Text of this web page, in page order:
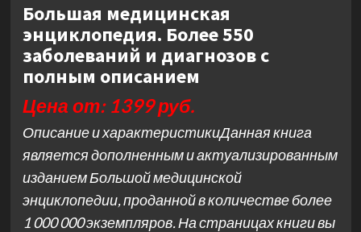
Большая медицинская
энциклопедия. Более 550
заболеваний и диагнозов с
полным описанием
Цена от: 1399 руб.
Описание и характеристикиДанная книга
является дополненным и актуализированным
изданием Большой медицинской
энциклопедии, проданной в количестве более
1 000 000 экземпляров. На страницах книги вы